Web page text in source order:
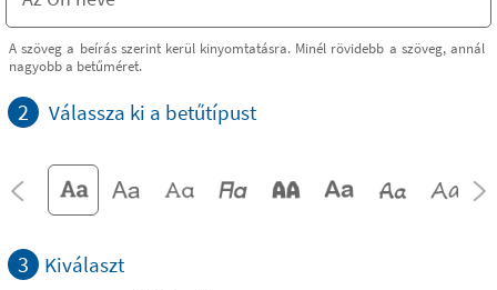
A szöveg a beírás szerint kerül kinyomtatásra. Minél rövidebb a szöveg, annál
nagyobb a betűméret.
2 Válassza ki a betűtípust
3 Kiválaszt